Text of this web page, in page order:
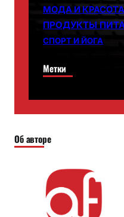
МОДА И КРАСОТА
ПРОДУКТЫ
СПОРТ И ЙОГА
Метки
Об авторе